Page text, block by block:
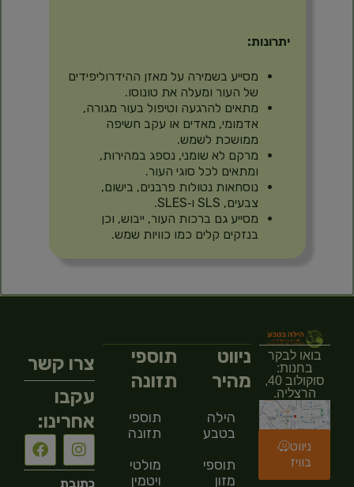
יתרונות:
מסייע בשמירה על מאזן ההידרוליפידים
של העור ומעלה את טונוסו.
מתאים להרגעה וטיפול בעור מגורה,
אדמומי, מאדים או עקב חשיפה
ממושכת לשמש.
מרקם לא שומני, נספג במהירות,
ומתאים לכל סוגי העור.
נוסחאות נטולות פרבנים, בישום,
צבעים, SLS ו‑SLES.
מסייע גם ברכות העור, ייבוש, וכן
בנזקים קלים כמו כוויות שמש.
בואו לבקר
בחנות:
סוקולוב 40,
הרצליה.
ניווט
בוויז
ניווט
מהיר
הילה
בטבע
תוספי
מזון
תוספי
תזונה
תוספי
תזונה
מולטי
ויטמין
צרו קשר
עקבו
אחרינו:
כתובת